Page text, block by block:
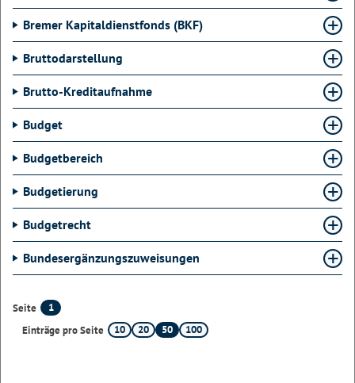
Bremer Kapitaldienstfonds (BKF)
Bruttodarstellung
Brutto-Kreditaufnahme
Budget
Budgetbereich
Budgetierung
Budgetrecht
Bundesergänzungszuweisungen
Seite
1
Einträge pro Seite
10 20 50 100